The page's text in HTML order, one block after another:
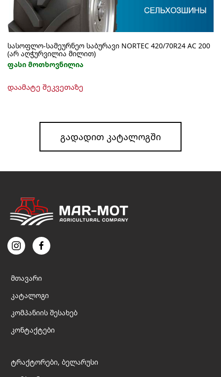
სასოფლო-სამეურნეო საბურავი NORTEC 420/70R24 AC 200
(არ აღჭურვილია მილით)
ფასი მოთხოვნილია
დაამატე შეკვეთაზე
ᲒᲐᲓᲐᲓᲘᲗ ᲙᲐᲢᲐᲚᲝᲒᲨᲘ
მთავარი
კატალოგი
კომპანიის შესახებ
კონტაქტები
ტრაქტორები, ბელარუსი